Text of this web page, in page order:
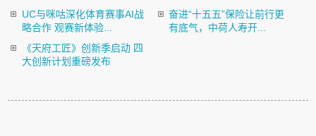
UC与咪咕深化体育赛事AI战
略合作 观赛新体验...
奋进“十五五”保险让前行更
有底气，中荷人寿开...
《天府工匠》创新季启动 四
大创新计划重磅发布